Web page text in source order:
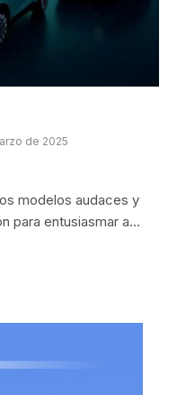
de 2025
modelos audaces y
para entusiasmar a…